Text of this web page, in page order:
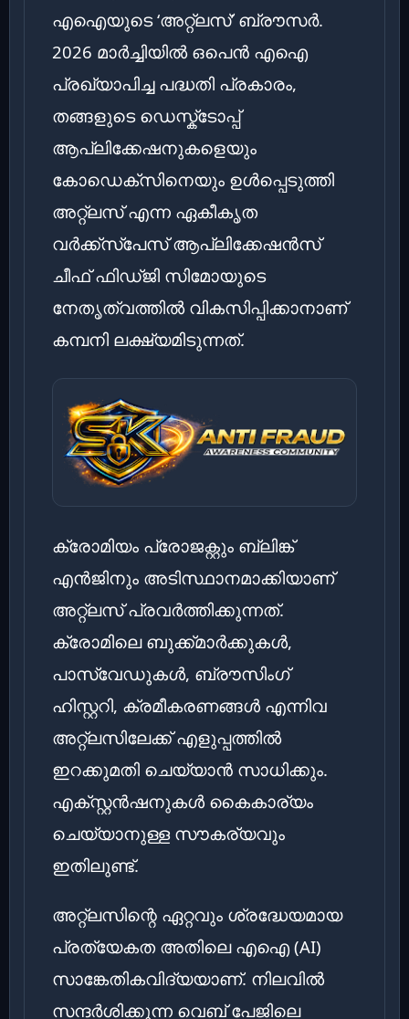
എഐയുടെ ‘അറ്റ്‌ലസ്’ ബ്രൗസർ.
2026 മാർച്ചിയിൽ ഒപെൻ എഐ
പ്രഖ്യാപിച്ച പദ്ധതി പ്രകാരം,
തങ്ങളുടെ ഡെസ്ക്ടോപ്പ്
ആപ്ലിക്കേഷനുകളെയും
കോഡെക്സിനെയും ഉൾപ്പെടുത്തി
അറ്റ്‌ലസ് എന്ന ഏകീകൃത
വർക്ക്സ്പേസ് ആപ്ലിക്കേഷൻസ്
ചീഫ് ഫിഡ്ജി സിമോയുടെ
നേതൃത്വത്തിൽ വികസിപ്പിക്കാനാണ്
കമ്പനി ലക്ഷ്യമിടുന്നത്.
ക്രോമിയം പ്രോജക്റ്റും ബ്ലിങ്ക്
എൻജിനും അടിസ്ഥാനമാക്കിയാണ്
അറ്റ്‌ലസ് പ്രവർത്തിക്കുന്നത്.
ക്രോമിലെ ബുക്ക്മാർക്കുകൾ,
പാസ്‌വേഡുകൾ, ബ്രൗസിംഗ്
ഹിസ്റ്ററി, ക്രമീകരണങ്ങൾ എന്നിവ
അറ്റ്‌ലസിലേക്ക് എളുപ്പത്തിൽ
ഇറക്കുമതി ചെയ്യാൻ സാധിക്കും.
എക്സ്റ്റൻഷനുകൾ കൈകാര്യം
ചെയ്യാനുള്ള സൗകര്യവും
ഇതിലുണ്ട്.
അറ്റ്‌ലസിന്റെ ഏറ്റവും ശ്രദ്ധേയമായ
പ്രത്യേകത അതിലെ എഐ (AI)
സാങ്കേതികവിദ്യയാണ്. നിലവിൽ
സന്ദർശിക്കുന്ന വെബ് പേജിലെ